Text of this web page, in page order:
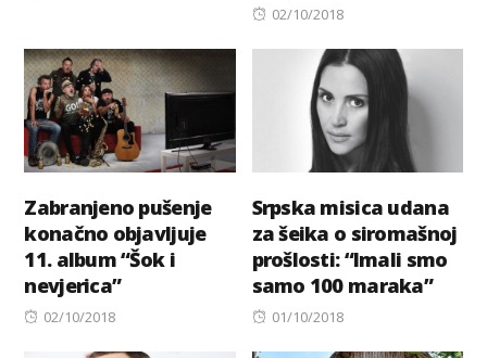
Posted
02/10/2018
Zabranjeno pušenje
konačno objavljuje
11. album “Šok i
nevjerica”
Posted
02/10/2018
Srpska misica udana
za šeika o siromašnoj
prošlosti: “Imali smo
samo 100 maraka”
Posted
01/10/2018